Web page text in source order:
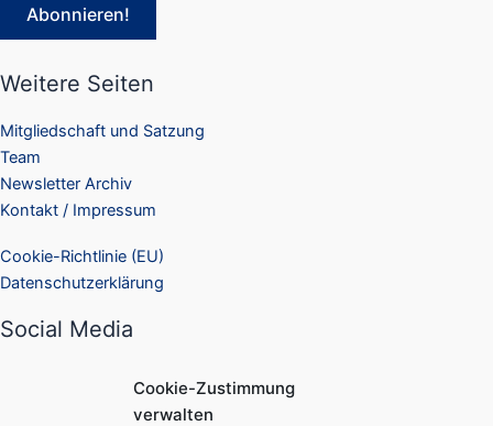
Cookie-Zustimmung
verwalten
Weitere Seiten
Mitgliedschaft und Satzung
Team
Newsletter Archiv
Kontakt / Impressum
Cookie-Richtlinie (EU)
Datenschutzerklärung
Social Media